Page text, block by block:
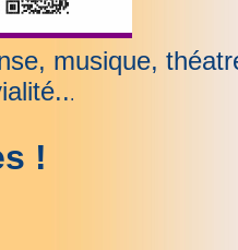
musique,
.
!